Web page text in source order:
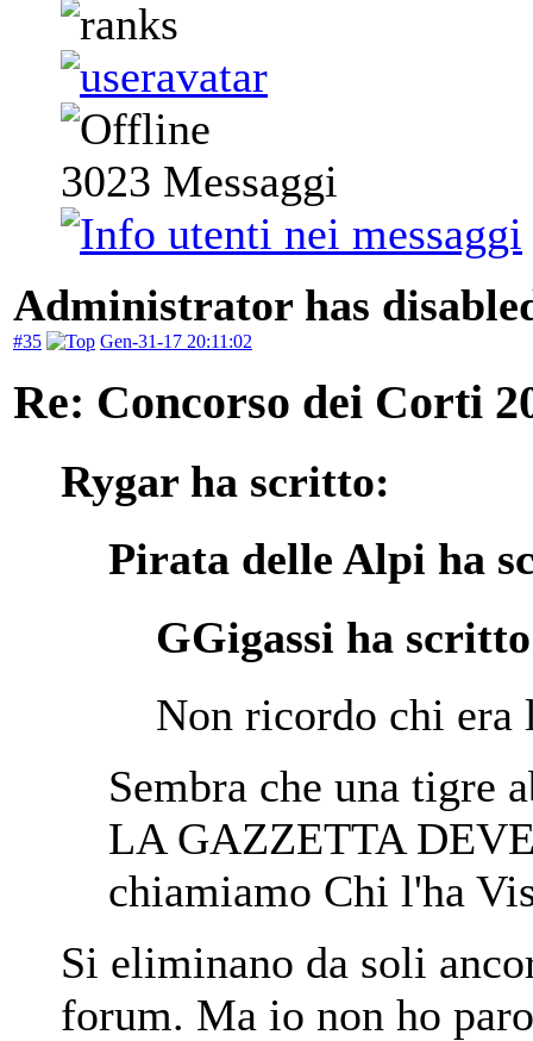
3023 Messaggi
Administrator has
#35 Gen-31-17 20:11:02
Re: Concorso dei Corti
Rygar ha scritto:
Pirata delle Alpi ha
GGigassi ha
Non ricordo chi era
Sembra che una tigre
LA GAZZETTA
chiamiamo Chi l'ha
Si eliminano da soli
forum. Ma io non ho